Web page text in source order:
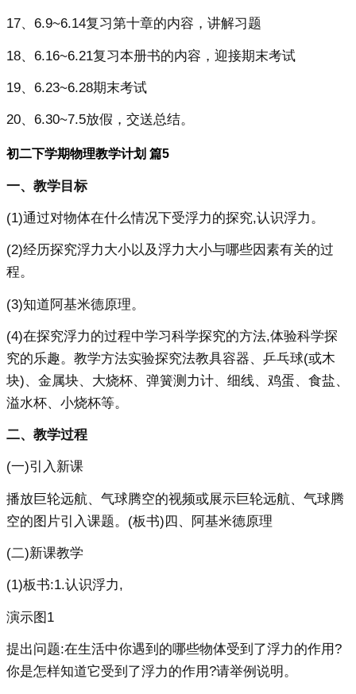
17、6.9~6.14复习第十章的内容，讲解习题
18、6.16~6.21复习本册书的内容，迎接期末考试
19、6.23~6.28期末考试
20、6.30~7.5放假，交送总结。
初二下学期物理教学计划 篇5
一、教学目标
(1)通过对物体在什么情况下受浮力的探究,认识浮力。
(2)经历探究浮力大小以及浮力大小与哪些因素有关的过
程。
(3)知道阿基米德原理。
(4)在探究浮力的过程中学习科学探究的方法,体验科学探
究的乐趣。教学方法实验探究法教具容器、乒乓球(或木
块)、金属块、大烧杯、弹簧测力计、细线、鸡蛋、食盐、
溢水杯、小烧杯等。
二、教学过程
(一)引入新课
播放巨轮远航、气球腾空的视频或展示巨轮远航、气球腾
空的图片引入课题。(板书)四、阿基米德原理
(二)新课教学
(1)板书:1.认识浮力,
演示图1
提出问题:在生活中你遇到的哪些物体受到了浮力的作用?
你是怎样知道它受到了浮力的作用?请举例说明。